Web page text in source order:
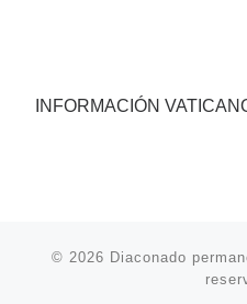
INFORMACIÓN
© 2026 Diaconado